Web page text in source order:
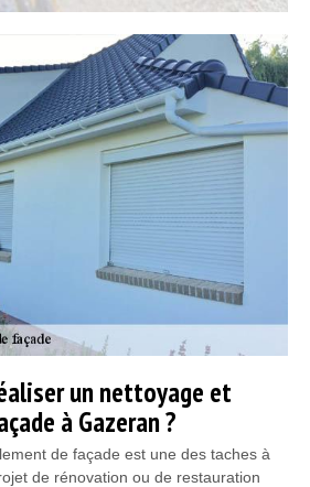
un nettoyage et
à Gazeran ?
de façade est une des taches à
de rénovation ou de restauration